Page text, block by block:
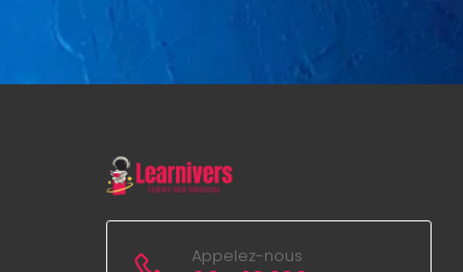
Appelez-nous